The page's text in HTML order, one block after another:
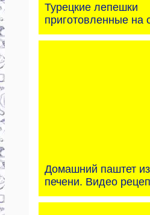
Турецкие лепешки
приготовленные на
Домашний паштет
печени. Видео